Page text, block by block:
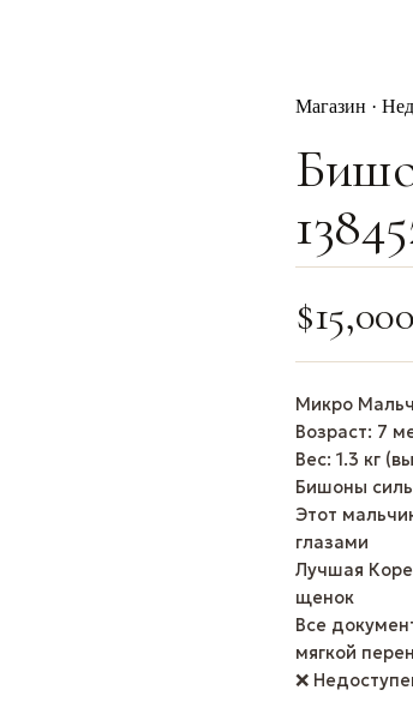
Магазин ·
$
Микро
Возраст: 7
Вес: 1.3 кг
Бишоны
Этот
глазами
Лучшая
щенок
Все
мягкой
❌